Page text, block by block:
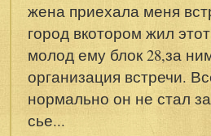
жена приехала меня
город вкотором жил
молод ему блок 28,за
организация встречи.
нормально он не стал
сье...